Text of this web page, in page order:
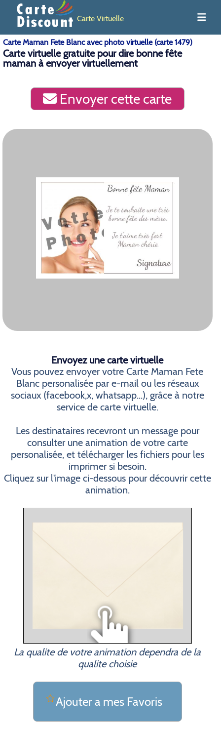
Carte Virtuelle
Carte Maman Fete Blanc avec photo virtuelle (carte 1479)
Carte virtuelle gratuite pour dire bonne fête
maman à envoyer virtuellement
Envoyer cette carte
Envoyez une carte virtuelle
Vous pouvez envoyer votre Carte Maman Fete
Blanc personalisée par e-mail ou les réseaux
sociaux (facebook,x, whatsapp...), grâce à notre
service de carte virtuelle.
Les destinataires recevront un message pour
consulter une animation de votre carte
personalisée, et télécharger les fichiers pour les
imprimer si besoin.
Cliquez sur l'image ci-dessous pour découvrir cette
animation.
La qualite de votre animation dependra de la
qualite choisie
Ajouter a mes Favoris